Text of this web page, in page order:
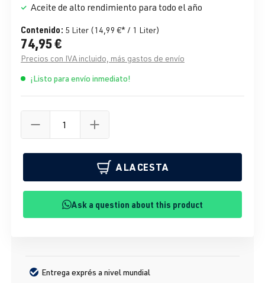
Aceite de alto rendimiento para todo el año
Contenido: 5 Liter (14,99 €* / 1 Liter)
74,95 €
Precios con IVA incluido, más gastos de envío
¡Listo para envío inmediato!
A LA CESTA
Ask a question about this product
Entrega exprés a nivel mundial